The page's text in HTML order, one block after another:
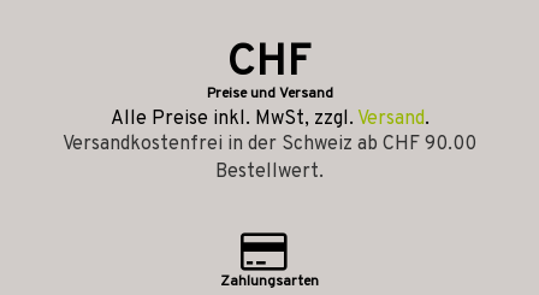
CHF
Preise und Versand
Alle Preise inkl. MwSt, zzgl. Versand.
Versandkostenfrei in der Schweiz ab CHF 90.00
Bestellwert.
Zahlungsarten